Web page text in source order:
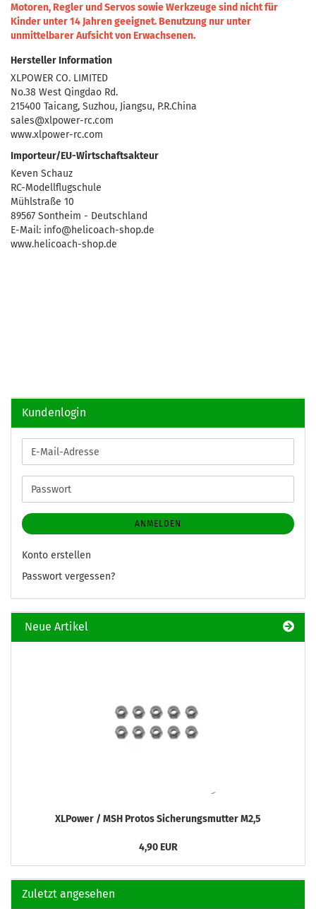
Motoren, Regler und Servos sowie Werkzeuge sind nicht für
Kinder unter 14 Jahren geeignet. Benutzung nur unter
unmittelbarer Aufsicht von Erwachsenen.
Hersteller Information
XLPOWER CO. LIMITED
No.38 West Qingdao Rd.
215400 Taicang, Suzhou, Jiangsu, P.R.China
sales@xlpower-rc.com
www.xlpower-rc.com
Importeur/EU-Wirtschaftsakteur
Keven Schauz
RC-Modellflugschule
Mühlstraße 10
89567 Sontheim - Deutschland
E-Mail: info@helicoach-shop.de
www.helicoach-shop.de
Kundenlogin
E-
Mail-
Adresse
Passwort
ANMELDEN
Konto erstellen
Passwort vergessen?
Neue Artikel
XLPower / MSH Protos Sicherungsmutter M2,5
4,90 EUR
Zuletzt angesehen